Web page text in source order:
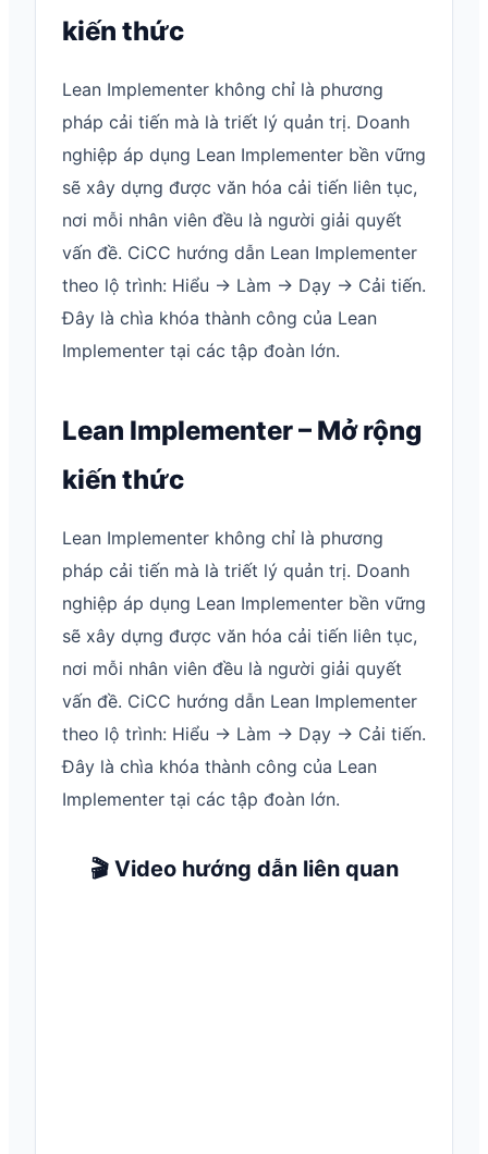
kiến thức
Lean Implementer không chỉ là phương
pháp cải tiến mà là triết lý quản trị. Doanh
nghiệp áp dụng Lean Implementer bền vững
sẽ xây dựng được văn hóa cải tiến liên tục,
nơi mỗi nhân viên đều là người giải quyết
vấn đề. CiCC hướng dẫn Lean Implementer
theo lộ trình: Hiểu → Làm → Dạy → Cải tiến.
Đây là chìa khóa thành công của Lean
Implementer tại các tập đoàn lớn.
Lean Implementer – Mở rộng
kiến thức
Lean Implementer không chỉ là phương
pháp cải tiến mà là triết lý quản trị. Doanh
nghiệp áp dụng Lean Implementer bền vững
sẽ xây dựng được văn hóa cải tiến liên tục,
nơi mỗi nhân viên đều là người giải quyết
vấn đề. CiCC hướng dẫn Lean Implementer
theo lộ trình: Hiểu → Làm → Dạy → Cải tiến.
Đây là chìa khóa thành công của Lean
Implementer tại các tập đoàn lớn.
🎬 Video hướng dẫn liên quan